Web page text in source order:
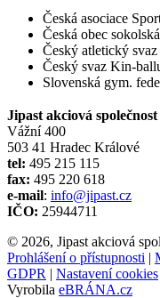
Česká asociace
Česká obec
Český atletický
Český svaz Kin-
Slovenská gym.
Jipast akciová společnost
Vážní 400
503 41 Hradec Králové
tel: 495 215 115
fax: 495 220 618
e-mail: info@jipast.cz
IČO: 25944711
© 2026, Jipast akciová
Prohlášení o přístupnosti |
GDPR | Nastavení cookies
Vyrobila eBRÁNA.cz